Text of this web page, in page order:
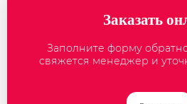
Заказать
Заполните форму
свяжется менеджер и